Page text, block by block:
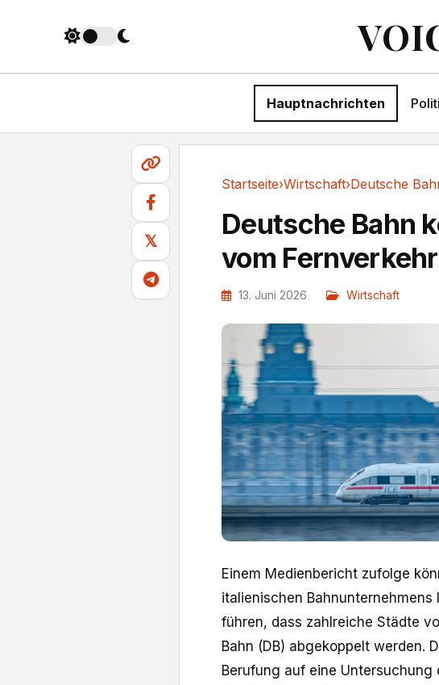
Hauptnachrichten
𝕏
Startseite›Wirtschaft›
Deutsche Bahn
vom
13. Juni 2026 Wirtschaft
Einem Medienbericht zufolge
italienischen
führen, dass zahlreiche Städte
Bahn (DB) abgekoppelt werden.
Berufung auf eine Untersuchung